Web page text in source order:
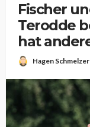
Fischer
Terodde
hat
Hagen Schmelzer